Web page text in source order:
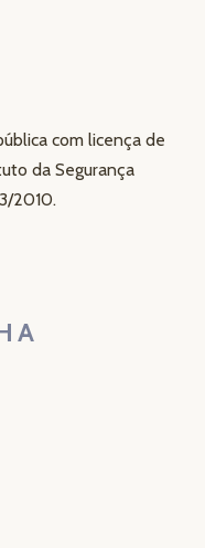
com licença de
da Segurança
2010.